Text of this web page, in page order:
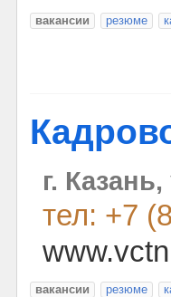
вакансии резюме
г.
тел: +7
вакансии резюме